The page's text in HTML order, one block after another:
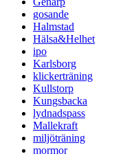
gosande
Halmstad
Hälsa&Helhet
ipo
Karlsborg
klickerträning
Kullstorp
Kungsbacka
lydnadspass
Mallekraft
miljöträning
mormor